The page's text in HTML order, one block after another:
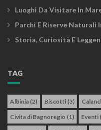
Luoghi Da Visitare In
Parchi E Riserve Naturali
Storia, Curiosità E
TAG
Albinia (2) Biscotti (3)
Civita di Bagnoregio (1) Eventi